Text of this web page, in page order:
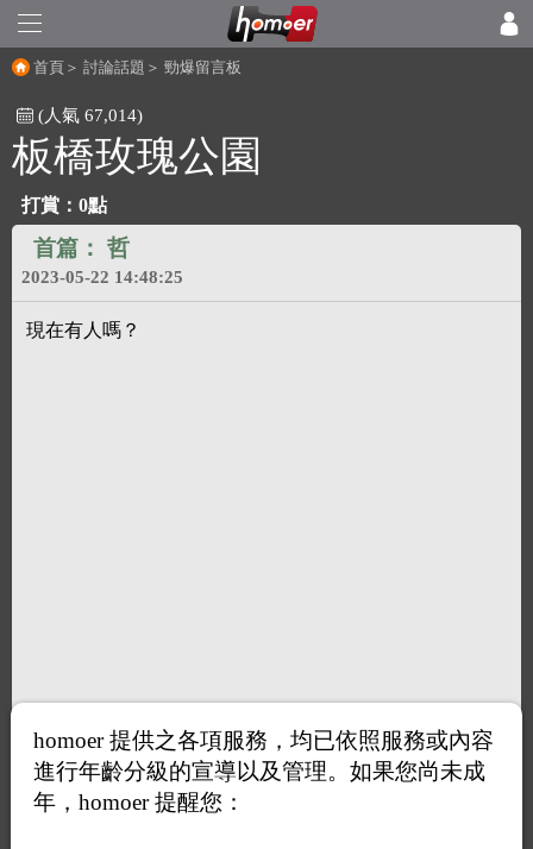
首頁 ＞ 討論話題 ＞ 勁爆留言板
(人氣 67,014)
板橋玫瑰公園
打賞：0點
首篇： 哲
2023-05-22 14:48:25
現在有人嗎？
homoer 提供之各項服務，均已依照服務或內容
進行年齡分級的宣導以及管理。如果您尚未成
年，homoer 提醒您：